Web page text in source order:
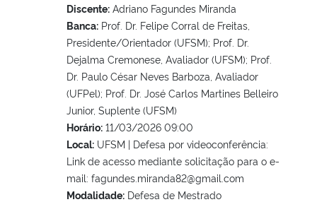
Discente: Adriano Fagundes Miranda
Banca: Prof. Dr. Felipe Corral de Freitas,
Presidente/Orientador (UFSM); Prof. Dr.
Dejalma Cremonese, Avaliador (UFSM); Prof.
Dr. Paulo César Neves Barboza, Avaliador
(UFPel); Prof. Dr. José Carlos Martines Belleiro
Junior, Suplente (UFSM)
Horário: 11/03/2026 09:00
Local: UFSM | Defesa por videoconferência:
Link de acesso mediante solicitação para o e-
mail: fagundes.miranda82@gmail.com
Modalidade: Defesa de Mestrado